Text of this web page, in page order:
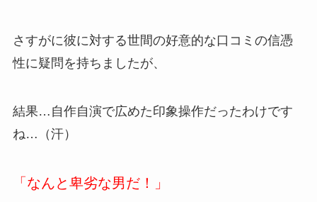
さすがに彼に対する世間の好意的な口コミの信憑
性に疑問を持ちましたが、
結果…自作自演で広めた印象操作だったわけです
ね…（汗）
「なんと卑劣な男だ！」